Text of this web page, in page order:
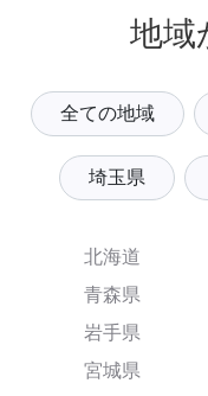
地域
全ての地域
埼玉県
北海道
青森県
岩手県
宮城県